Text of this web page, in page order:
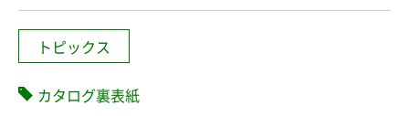
トピックス
カタログ裏表紙